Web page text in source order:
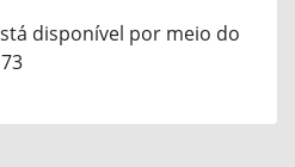
disponível por meio do